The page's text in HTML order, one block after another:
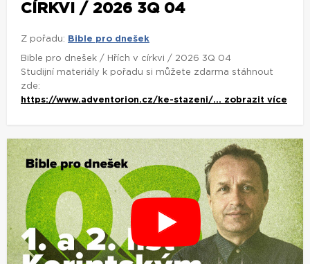
CÍRKVI / 2026 3Q 04
Z pořadu: Bible pro dnešek
Bible pro dnešek / Hřích v církvi / 2026 3Q 04
Studijní materiály k pořadu si můžete zdarma stáhnout
zde:
https://www.adventorion.cz/ke-stazeni/... zobrazit více